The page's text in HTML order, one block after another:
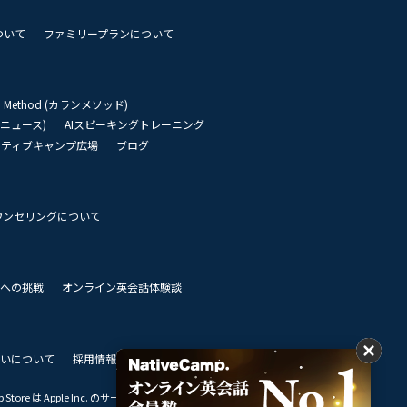
いて ファミリープランについて
Method (カランメソッド)
ュース)
AIスピーキングトレーニング
ィブキャンプ広場
ブログ
セリングについて
の挑戦 オンライン英会話体験談
について 採用情報 私達のビジョン
は Apple Inc. のサービスマークです。